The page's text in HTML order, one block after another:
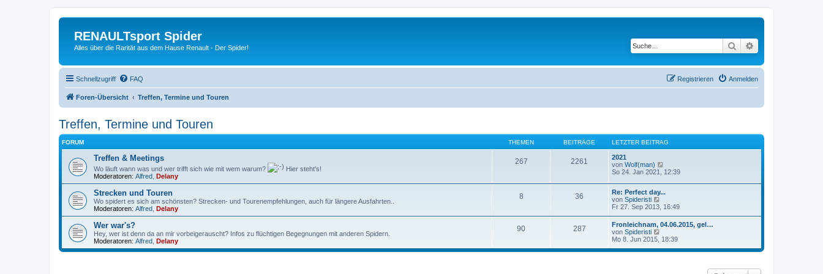
RENAULTsport Spider
Alles über die Rarität aus dem Hause Renault - Der Spider! Suche
Schnellzugriff FAQ Anmelden
Registrieren
Foren-Übersicht Treffen, Termine und Touren
Treffen, Termine und Touren
FORUM THEMEN BEITRÄGE LETZTER BEITRAG
Treffen & Meetings
Wo läuft wann was und wer trifft sich wie mit wem warum?
Hier steht's!
Moderatoren: Alfred Delany
267 2261
2021
von Wolf(man)
e
e
s
e
r
B
i
r
So 24. Jan 2021, 12:39
Strecken und Touren
Wo spidert es sich am schönsten? Strecken- und Tourenempfehlungen, auch für längere Ausfahrten..
Moderatoren: Alfred Delany
8 36
Re: Perfect day...
von Spideristi
e
e
s
t
e
r
Fr 27. Sep 2013, 16:49
Wer war's?
Hey, wer ist denn da an mir vorbeigerauscht? Infos zu flüchtigen Begegnungen mit anderen Spidern.
Moderatoren: Alfred Delany
90 287
Fronleichnam, 04.06.2015, gel…
von Spideristi
e
e
Mo 8. Jun 2015, 18:39